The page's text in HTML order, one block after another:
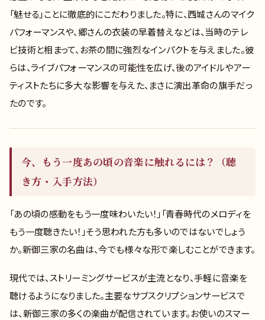
「魅せる」ことに徹底的にこだわりました。特に、西城さんのマイク
パフォーマンスや、郷さんの衣装の早着替えなどは、当時のテレ
ビ技術と相まって、お茶の間に強烈なインパクトを与えました。彼
らは、ライブパフォーマンスの可能性を広げ、後のアイドルやアー
ティストたちに多大な影響を与えた、まさに演出革命の旗手だっ
たのです。
今、もう一度あの頃の音楽に触れるには？（聴
き方・入手方法）
「あの頃の感動をもう一度味わいたい！」「青春時代のメロディを
もう一度聴きたい！」そう思われた方も多いのではないでしょう
か。新御三家の名曲は、今でも様々な形で楽しむことができます。
現代では、ストリーミングサービスが主流となり、手軽に音楽を
聴けるようになりました。主要なサブスクリプションサービスで
は、新御三家の多くの楽曲が配信されています。お使いのスマー